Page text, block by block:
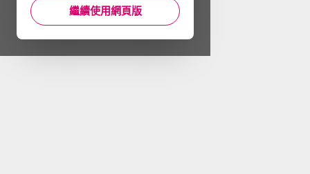
繼續使用網頁版